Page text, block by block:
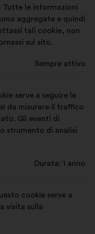
Tutte le informazioni
aggregate e quindi
tali cookie, non
sul sito.
Sempre attivo
serve a seguire le
da misurare il traffico
Gli eventi di
strumento di analisi
Durata: 1 anno
cookie serve a
visita sulla
arricchire
consultazioni
che ci